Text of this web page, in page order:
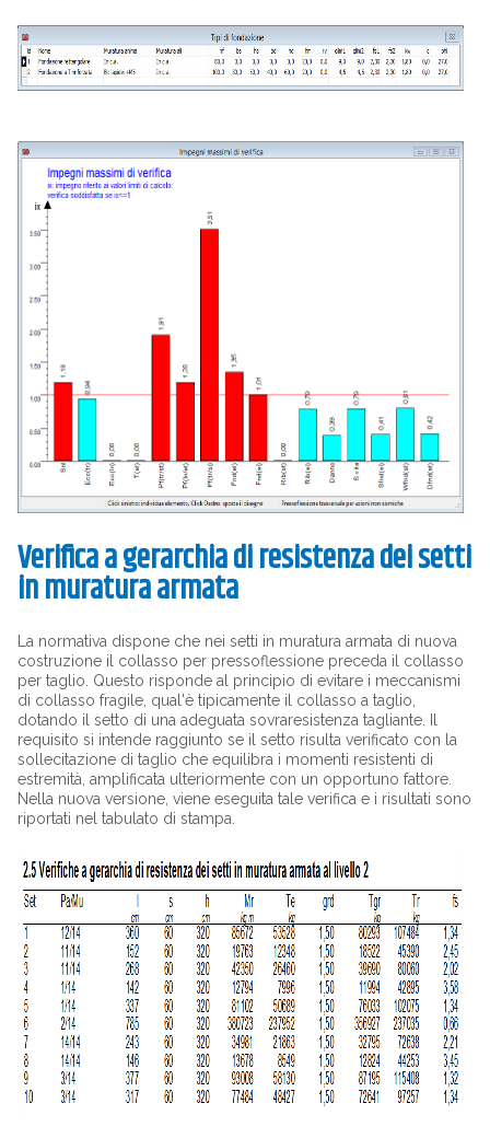
Verifica a gerarchia di resistenza dei setti
in muratura armata
La normativa dispone che nei setti in muratura armata di nuova
costruzione il collasso per pressoflessione preceda il collasso
per taglio. Questo risponde al principio di evitare i meccanismi
di collasso fragile, qual'è tipicamente il collasso a taglio,
dotando il setto di una adeguata sovraresistenza tagliante. Il
requisito si intende raggiunto se il setto risulta verificato con la
sollecitazione di taglio che equilibra i momenti resistenti di
estremità, amplificata ulteriormente con un opportuno fattore.
Nella nuova versione, viene eseguita tale verifica e i risultati sono
riportati nel tabulato di stampa.